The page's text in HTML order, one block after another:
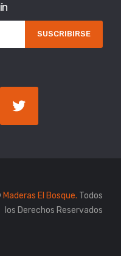
SUSCRIBIRSE
Maderas El Bosque. Todos
los Derechos Reservados